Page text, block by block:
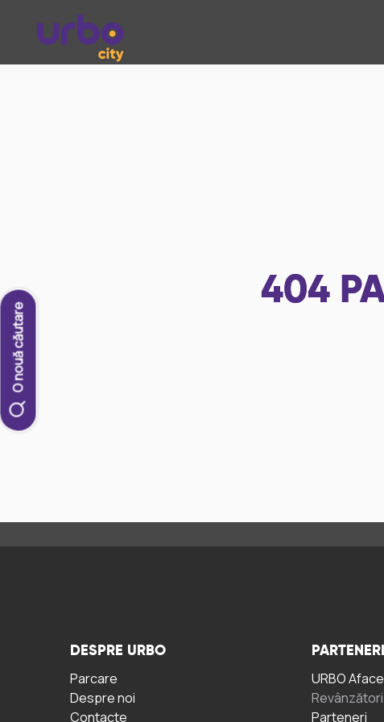
O nouă căutare
404
DESPRE URBO
Parcare
Despre noi
Contacte
URBO
Revânzători
Parteneri